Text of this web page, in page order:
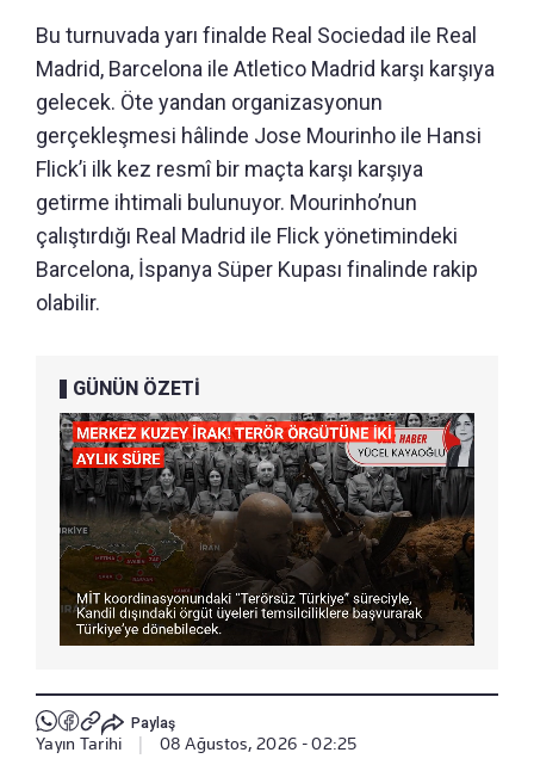
Bu turnuvada yarı finalde Real Sociedad ile Real
Madrid, Barcelona ile Atletico Madrid karşı karşıya
gelecek. Öte yandan organizasyonun
gerçekleşmesi hâlinde Jose Mourinho ile Hansi
Flick’i ilk kez resmî bir maçta karşı karşıya
getirme ihtimali bulunuyor. Mourinho’nun
çalıştırdığı Real Madrid ile Flick yönetimindeki
Barcelona, İspanya Süper Kupası finalinde rakip
olabilir.
GÜNÜN ÖZETİ
Paylaş
Yayın Tarihi 08 Ağustos, 2026 - 02:25